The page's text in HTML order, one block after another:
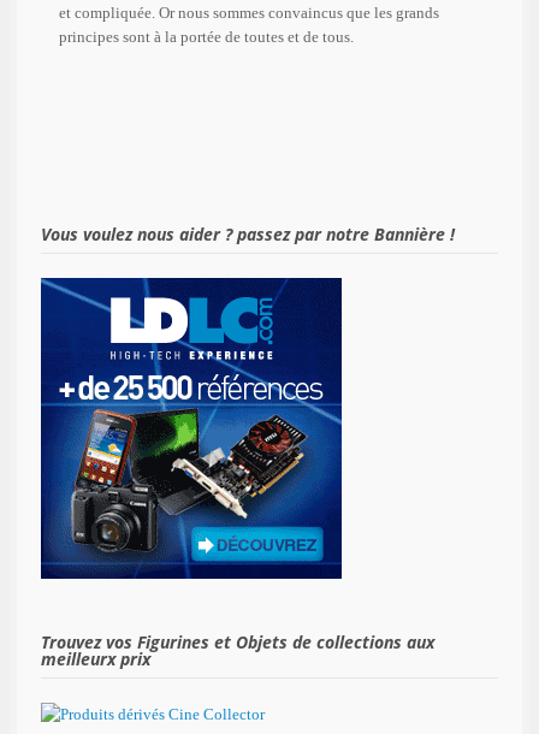
et compliquée. Or nous sommes convaincus que les grands
principes sont à la portée de toutes et de tous.
Vous voulez nous aider ? passez par notre Bannière !
Trouvez vos Figurines et Objets de collections aux
meilleurx prix